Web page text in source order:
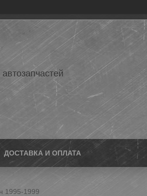
ДОСТАВКА И ОПЛАТА
1995-1999